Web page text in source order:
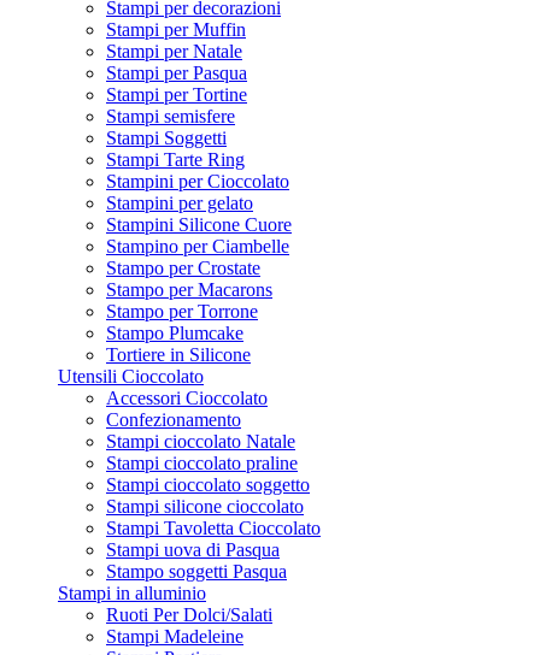
Stampi per decorazioni
Stampi per Muffin
Stampi per Natale
Stampi per Pasqua
Stampi per Tortine
Stampi semisfere
Stampi Soggetti
Stampi Tarte Ring
Stampini per Cioccolato
Stampini per gelato
Stampini Silicone Cuore
Stampino per Ciambelle
Stampo per Crostate
Stampo per Macarons
Stampo per Torrone
Stampo Plumcake
Tortiere in Silicone
Utensili Cioccolato
Accessori Cioccolato
Confezionamento
Stampi cioccolato Natale
Stampi cioccolato praline
Stampi cioccolato soggetto
Stampi silicone cioccolato
Stampi Tavoletta Cioccolato
Stampi uova di Pasqua
Stampo soggetti Pasqua
Stampi in alluminio
Ruoti Per Dolci/Salati
Stampi Madeleine